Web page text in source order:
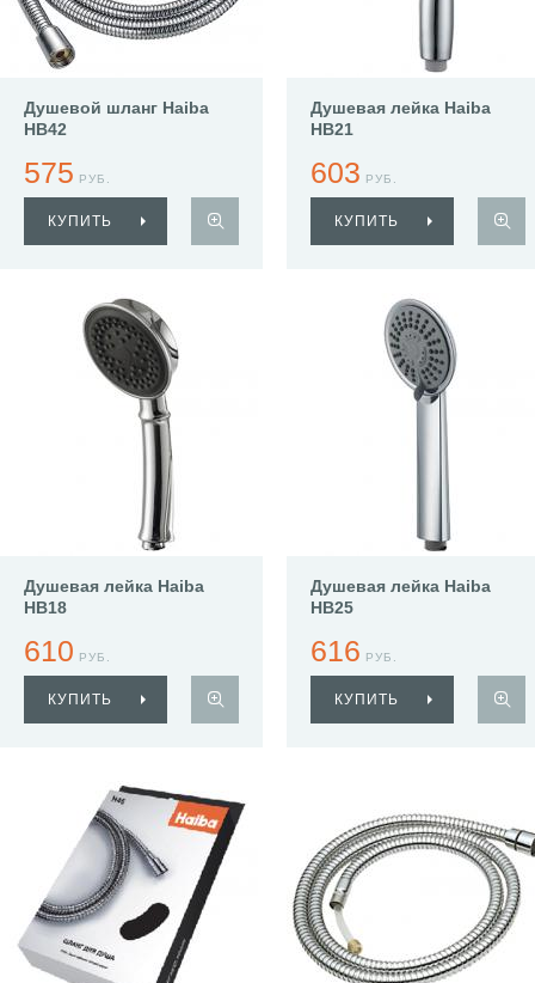
Душевой шланг Haiba
HB42
575 РУБ.
КУПИТЬ
Душевая лейка Haiba
HB21
603 РУБ.
КУПИТЬ
Душевая лейка Haiba
HB18
610 РУБ.
КУПИТЬ
Душевая лейка Haiba
HB25
616 РУБ.
КУПИТЬ